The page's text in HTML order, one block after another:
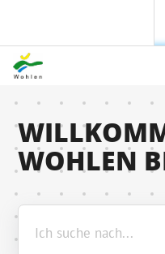
Über Wohlen
Politik &
Themen &
WOHLEN